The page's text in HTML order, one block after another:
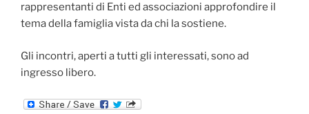
rappresentanti di Enti ed associazioni approfondire il
tema della famiglia vista da chi la sostiene.
Gli incontri, aperti a tutti gli interessati, sono ad
ingresso libero.